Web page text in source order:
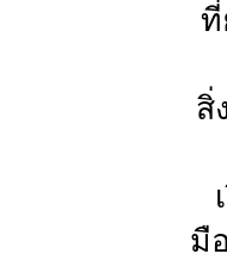
ที่
สิ่
มื